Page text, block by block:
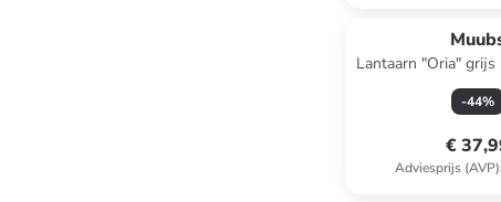
Lantaarn "Oria"
cm
-44%
€
Adviesprijs (AVP):